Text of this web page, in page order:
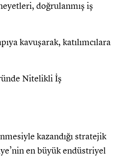
doğrulanmış iş
kavuşarak, katılımcılara
kazandığı stratejik
en büyük endüstriyel